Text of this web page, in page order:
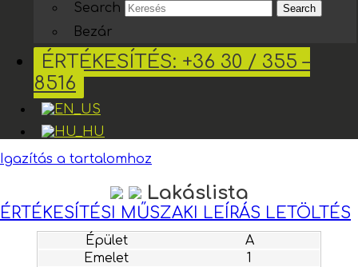
Search Search
Bezár
ÉRTÉKESÍTÉS: +36 30 / 355 –
8516
Igazítás a tartalomhoz
Lakáslista
ÉRTÉKESÍTÉSI MŰSZAKI LEÍRÁS LETÖLTÉS
A
1